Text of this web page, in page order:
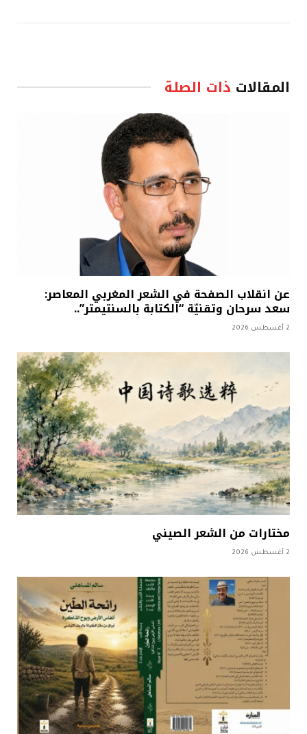
المقالات ذات الصلة
عن انقلاب الصفحة في الشعر المغربي المعاصر:
سعد سرحان وتقنيّة “الكتابة بالسنتيمتر”..
2 أغسطس 2026
مختارات من الشعر الصيني
2 أغسطس 2026